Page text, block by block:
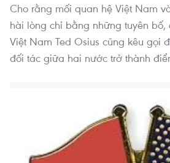
Cho rằng mối quan hệ Việt Nam
hài lòng chỉ bằng những tuyên bố,
Việt Nam Ted Osius cũng kêu gọi
đối tác giữa hai nước trở thành